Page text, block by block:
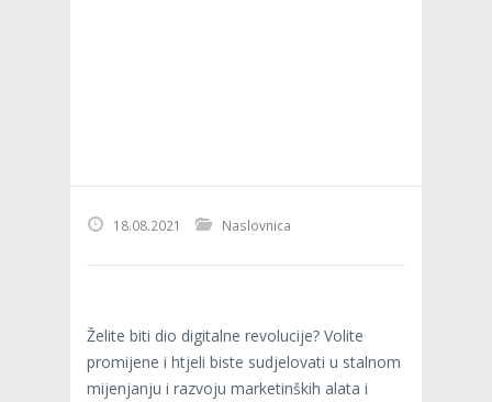
18.08.2021 Naslovnica
Želite biti dio digitalne revolucije? Volite
promijene i htjeli biste sudjelovati u stalnom
mijenjanju i razvoju marketinških alata i